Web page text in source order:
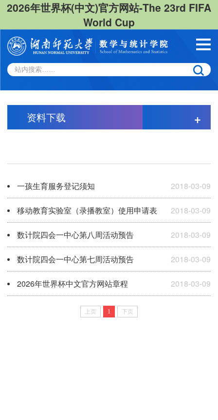
2026年世界杯(中文)官方网站-The 23rd FIFA
World Cup
资料下载 +
2018-03-09
一孩生育服务登记须知
2018-03-09
移动教育实验室（录播教室）使用申请表
2018-03-09
数计院四会一中心第八周活动预告
2018-03-09
数计院四会一中心第七周活动预告
2018-03-09
2026年世界杯中文官方网站章程
上页 1 下页